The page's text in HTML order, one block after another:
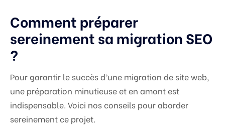
Comment préparer
sereinement sa migration SEO
?
Pour garantir le succès d’une migration de site web,
une préparation minutieuse et en amont est
indispensable. Voici nos conseils pour aborder
sereinement ce projet.